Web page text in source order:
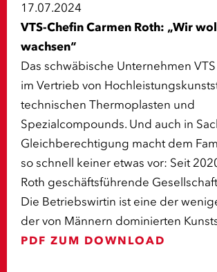
17.07.2024
VTS-Chefin Carmen Roth: „Wir
wachsen“
Das schwäbische Unternehmen
im Vertrieb von
technischen Thermoplasten und
Spezialcompounds. Und auch in
Gleichberechtigung macht dem
so schnell keiner etwas vor: Seit
Roth geschäftsführende
Die Betriebswirtin ist eine der
der von Männern dominierten
PDF ZUM DOWNLOAD